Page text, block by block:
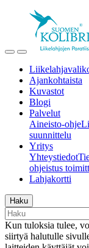
Ajankohtaista
Kuvastot
Blogi
Palvelut
Aineisto-ohje
suunnittelu
Yritys
Yhteystiedot
ohjeistus
Lahjakortti
Haku
Kun tuloksia tulee,
siirtyä halutulle